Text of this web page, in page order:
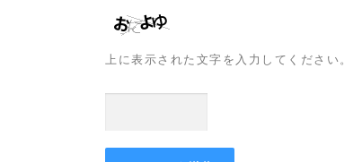
上に表示された文字を入力してください。